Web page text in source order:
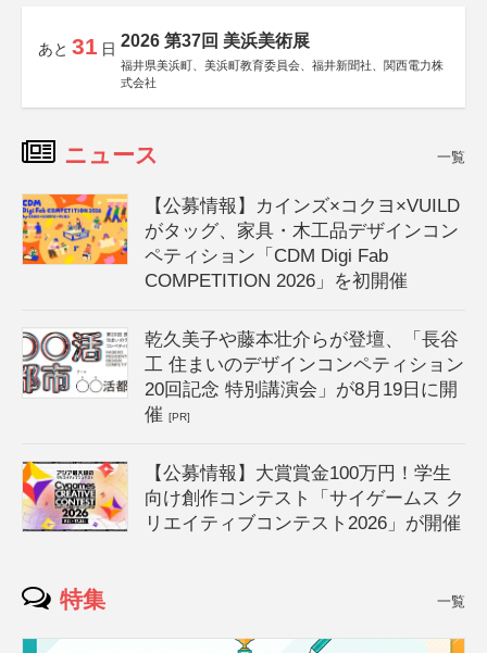
あと 31 日 2026 第37回 美浜美術展
福井県美浜町、美浜町教育委員会、福井新聞社、関西電力株
式会社
ニュース 一覧
【公募情報】カインズ×コクヨ×VUILD
がタッグ、家具・木工品デザインコン
ペティション「CDM Digi Fab
COMPETITION 2026」を初開催
乾久美子や藤本壮介らが登壇、「長谷
工 住まいのデザインコンペティション
20回記念 特別講演会」が8月19日に開
催[PR]
【公募情報】大賞賞金100万円！学生
向け創作コンテスト「サイゲームス ク
リエイティブコンテスト2026」が開催
特集 一覧